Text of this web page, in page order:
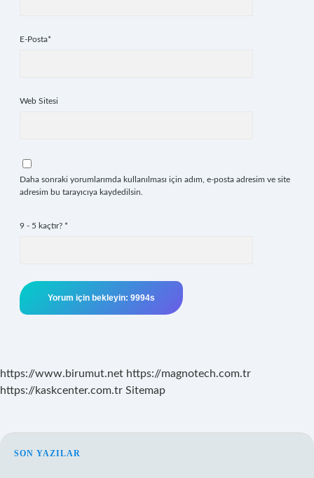
E-Posta*
Web Sitesi
Daha sonraki yorumlarımda kullanılması için adım, e-posta adresim ve site
adresim bu tarayıcıya kaydedilsin.
9 - 5 kaçtır? *
https://www.birumut.net https://magnotech.com.tr
https://kaskcenter.com.tr Sitemap
SIDEBAR
SON YAZILAR